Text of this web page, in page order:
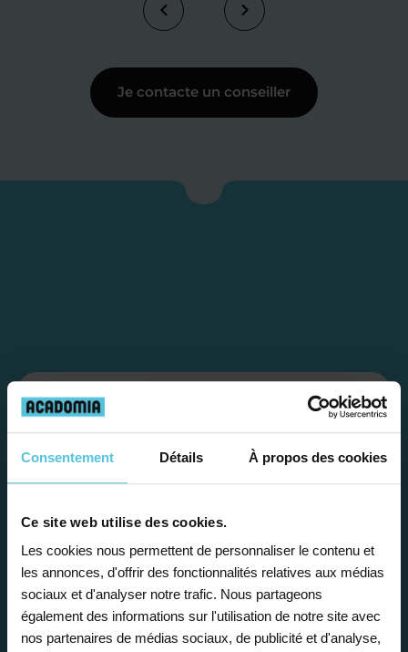
Consentement Détails À propos des cookies
Ce site web utilise des cookies.
Les cookies nous permettent de personnaliser le contenu et
les annonces, d'offrir des fonctionnalités relatives aux médias
sociaux et d'analyser notre trafic. Nous partageons
également des informations sur l'utilisation de notre site avec
nos partenaires de médias sociaux, de publicité et d'analyse,
Je contacte un conseiller
Étape 1
Je vous propose un
Gratuite et sans engagement, une
première étape pour faire le point sur
la situation scolaire de votre enfant, ses
besoins et vous préconiser la solution la